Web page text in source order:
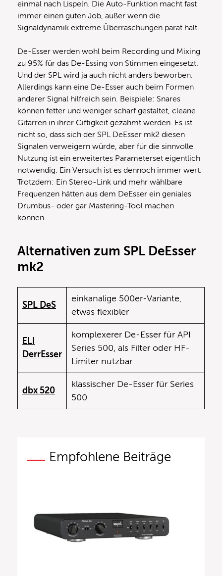
einmal nach Lispeln. Die Auto-Funktion macht fast
immer einen guten Job, außer wenn die
Signaldynamik extreme Überraschungen parat hält.
De-Esser werden wohl beim Recording und Mixing
zu 95% für das De-Essing von Stimmen eingesetzt.
Und der SPL wird ja auch nicht anders beworben.
Allerdings kann eine De-Esser auch beim Formen
anderer Signal hilfreich sein. Beispiele: Snares
können fetter und weniger scharf gestaltet, cleane
Gitarren in ihrer Giftigkeit gezähmt werden. Es ist
nicht so, dass sich der SPL DeEsser mk2 diesen
Signalen verweigern würde, aber für die sinnvolle
Nutzung ist ein erweitertes Parameterset eigentlich
notwendig. Ein Versuch ist es dennoch immer wert.
Trotzdem: Ein Stereo-Link und mehr wählbare
Frequenzen hätten aus dem DeEsser ein geniales
Drumbus- oder gar Mastering-Tool machen
können.
Alternativen zum SPL DeEsser
mk2
SPL DeS
einkanalige 500er-Variante,
etwas flexibler
ELI
DerrEsser
komplexerer De-Esser für API
Series 500, als Filter oder HF-
Limiter nutzbar
dbx 520
klassischer De-Esser für Series
500
Empfohlene Beiträge